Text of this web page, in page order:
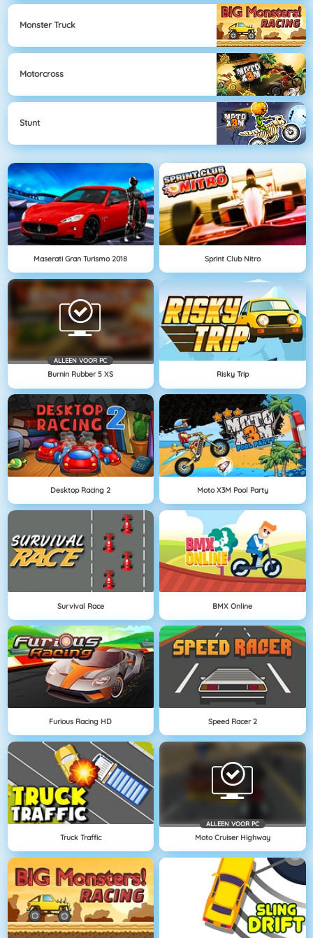
Monster Truck
Motorcross
Stunt
Maserati Gran Turismo 2018 Sprint Club Nitro
ALLEEN VOOR PC
Burnin Rubber 5 XS Risky Trip
Desktop Racing 2 Moto X3M Pool Party
Survival Race BMX Online
Furious Racing HD Speed Racer 2
Truck Traffic
ALLEEN VOOR PC
Moto Cruiser Highway